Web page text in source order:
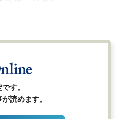
す。
読めます。